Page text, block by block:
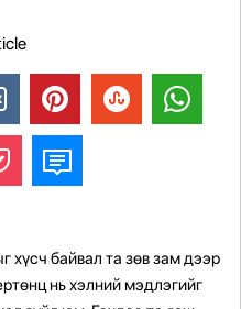
хүсч байвал та зөв зам дээр
нь хэлний мэдлэгийг